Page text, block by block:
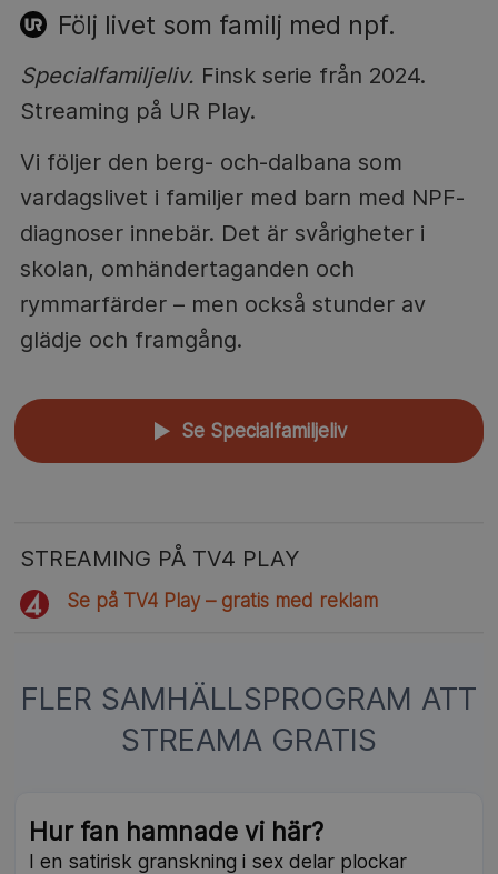
Följ livet som familj med npf.
Specialfamiljeliv. Finsk serie från 2024.
Streaming på UR Play.
Vi följer den berg- och-dalbana som
vardagslivet i familjer med barn med NPF-
diagnoser innebär. Det är svårigheter i
skolan, omhändertaganden och
rymmarfärder – men också stunder av
glädje och framgång.
▲ Se Specialfamiljeliv
STREAMING PÅ TV4 PLAY
Se på TV4 Play – gratis med reklam
FLER SAMHÄLLSPROGRAM ATT
STREAMA GRATIS
Hur fan hamnade vi här?
I en satirisk granskning i sex delar plockar